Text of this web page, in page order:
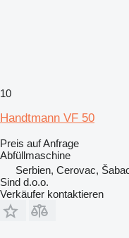
10
Handtmann VF 50
Preis auf Anfrage
Abfüllmaschine
Serbien, Cerovac,
Sind d.o.o.
Verkäufer kontaktieren